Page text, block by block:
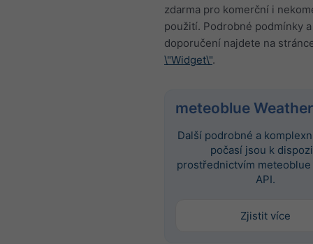
zdarma pro komerční i
použití. Podrobné podmínky a
doporučení najdete na
\"Widget\".
meteoblue
Další podrobné a
počasí jsou k
prostřednictvím meteoblue
API.
Zjistit více